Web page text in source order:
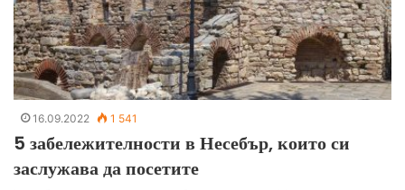
16.09.2022 1 541
5 забележителности в Несебър, които си
заслужава да посетите